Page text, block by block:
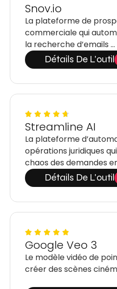
Snov.io
La plateforme de
commerciale qui
la recherche d’emails …
Détails De L'outil
Streamline AI
La plateforme
opérations juridiques
chaos des demandes
Détails De L'outil
Google Veo 3
Le modèle vidéo de
créer des scènes